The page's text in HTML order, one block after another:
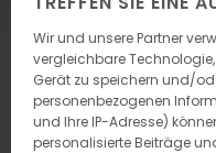
Wir und unsere Partner
vergleichbare
Gerät zu speichern und/
personenbezogenen
und Ihre IP-Adresse)
personalisierte Beiträge